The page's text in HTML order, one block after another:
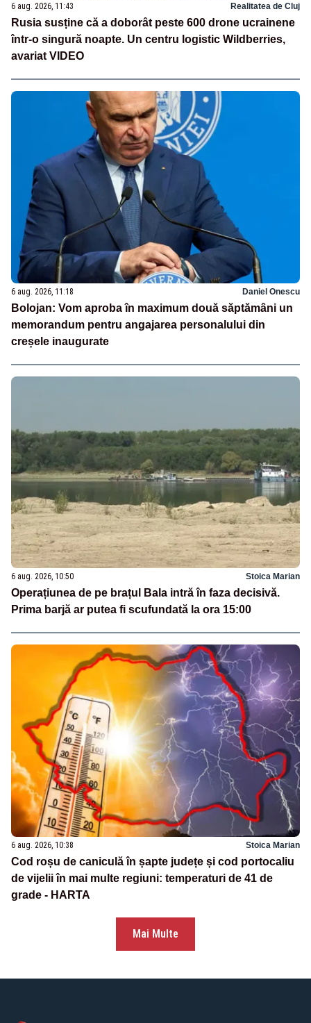
6 aug. 2026, 11:43 Realitatea de Cluj
Rusia susține că a doborât peste 600 drone ucrainene
într-o singură noapte. Un centru logistic Wildberries,
avariat VIDEO
6 aug. 2026, 11:18 Daniel Onescu
Bolojan: Vom aproba în maximum două săptămâni un
memorandum pentru angajarea personalului din
creșele inaugurate
6 aug. 2026, 10:50 Stoica Marian
Operațiunea de pe brațul Bala intră în faza decisivă.
Prima barjă ar putea fi scufundată la ora 15:00
6 aug. 2026, 10:38 Stoica Marian
Cod roșu de caniculă în șapte județe și cod portocaliu
de vijelii în mai multe regiuni: temperaturi de 41 de
grade - HARTA
Mai Multe